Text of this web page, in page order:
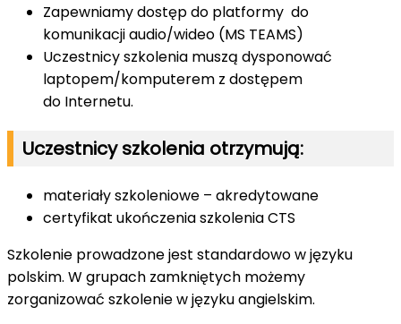
Zapewniamy dostęp do platformy do
komunikacji audio/wideo (MS TEAMS)
Uczestnicy szkolenia muszą dysponować
laptopem/komputerem z dostępem
do Internetu.
Uczestnicy szkolenia otrzymują:
materiały szkoleniowe – akredytowane
certyfikat ukończenia szkolenia CTS
Szkolenie prowadzone jest standardowo w języku
polskim. W grupach zamkniętych możemy
zorganizować szkolenie w języku angielskim.